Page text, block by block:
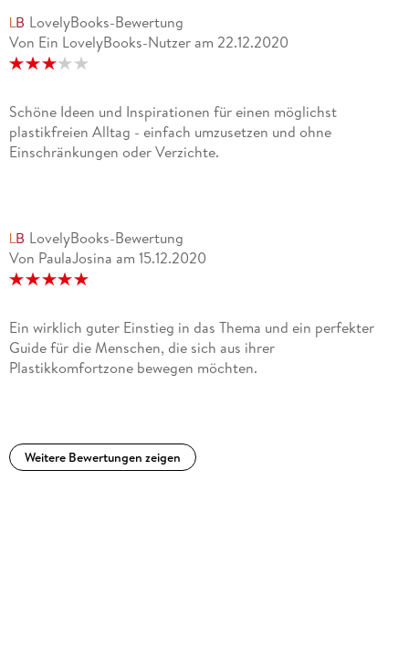
LovelyBooks-Bewertung
Von Ein LovelyBooks-Nutzer am 22.12.2020
Schöne Ideen und Inspirationen für einen möglichst
plastikfreien Alltag - einfach umzusetzen und ohne
Einschränkungen oder Verzichte.
LovelyBooks-Bewertung
Von PaulaJosina am 15.12.2020
Ein wirklich guter Einstieg in das Thema und ein perfekter
Guide für die Menschen, die sich aus ihrer
Plastikkomfortzone bewegen möchten.
Weitere Bewertungen zeigen